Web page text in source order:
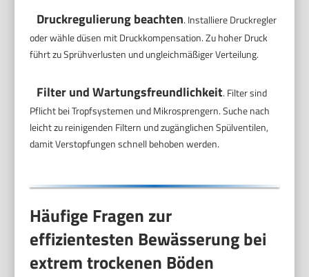
Druckregulierung beachten. Installiere Druckregler
oder wähle düsen mit Druckkompensation. Zu hoher Druck
führt zu Sprühverlusten und ungleichmäßiger Verteilung.
Filter und Wartungsfreundlichkeit. Filter sind
Pflicht bei Tropfsystemen und Mikrosprengern. Suche nach
leicht zu reinigenden Filtern und zugänglichen Spülventilen,
damit Verstopfungen schnell behoben werden.
Häufige Fragen zur
effizientesten Bewässerung bei
extrem trockenen Böden